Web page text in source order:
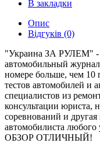
В закладки
Опис
Відгуків (0)
"Украина ЗА РУЛЕМ" -
автомобильный
номере больше, чем 10
тестов автомобилей и
специалистов из
консультации юриста,
соревнований и
автомобилиста
ОБЗОР ОТЛИЧНЫЙ!